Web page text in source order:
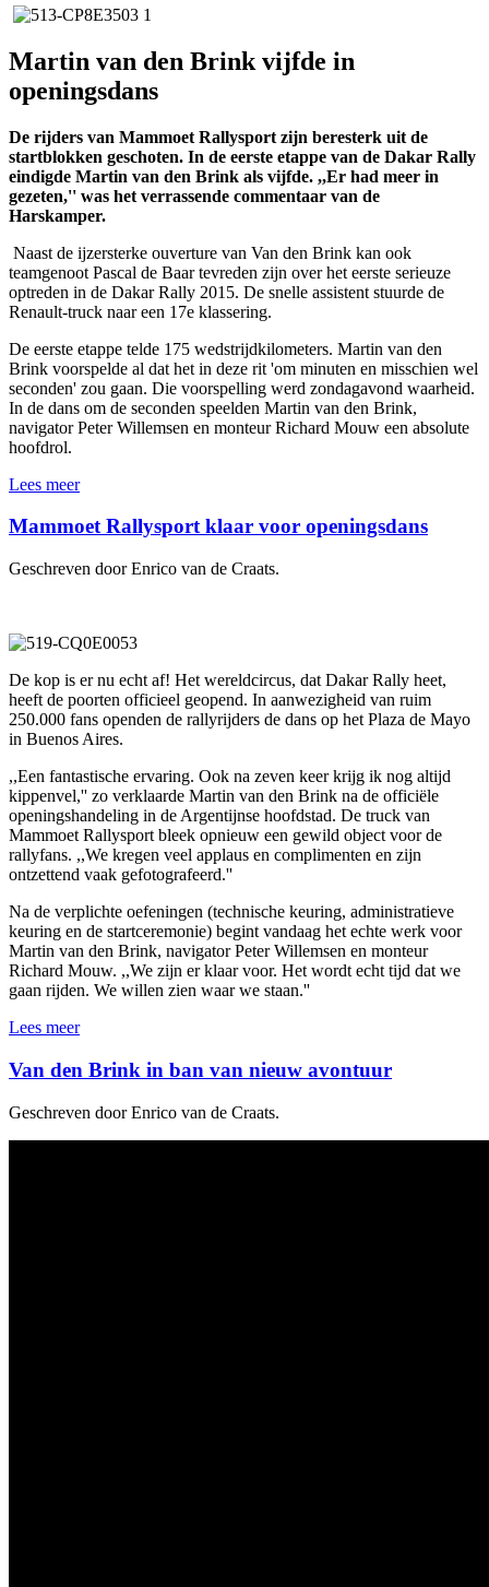
Martin van den Brink vijfde in
openingsdans
De rijders van Mammoet Rallysport zijn beresterk uit de
startblokken geschoten. In de eerste etappe van de Dakar Rally
eindigde Martin van den Brink als vijfde. ,,Er had meer in
gezeten,'' was het verrassende commentaar van de
Harskamper.
Naast de ijzersterke ouverture van Van den Brink kan ook
teamgenoot Pascal de Baar tevreden zijn over het eerste serieuze
optreden in de Dakar Rally 2015. De snelle assistent stuurde de
Renault-truck naar een 17e klassering.
De eerste etappe telde 175 wedstrijdkilometers. Martin van den
Brink voorspelde al dat het in deze rit 'om minuten en misschien wel
seconden' zou gaan. Die voorspelling werd zondagavond waarheid.
In de dans om de seconden speelden Martin van den Brink,
navigator Peter Willemsen en monteur Richard Mouw een absolute
hoofdrol.
Lees meer
Mammoet Rallysport klaar voor openingsdans
Geschreven door Enrico van de Craats.
De kop is er nu echt af! Het wereldcircus, dat Dakar Rally heet,
heeft de poorten officieel geopend. In aanwezigheid van ruim
250.000 fans openden de rallyrijders de dans op het Plaza de Mayo
in Buenos Aires.
,,Een fantastische ervaring. Ook na zeven keer krijg ik nog altijd
kippenvel,'' zo verklaarde Martin van den Brink na de officiële
openingshandeling in de Argentijnse hoofdstad. De truck van
Mammoet Rallysport bleek opnieuw een gewild object voor de
rallyfans. ,,We kregen veel applaus en complimenten en zijn
ontzettend vaak gefotografeerd.''
Na de verplichte oefeningen (technische keuring, administratieve
keuring en de startceremonie) begint vandaag het echte werk voor
Martin van den Brink, navigator Peter Willemsen en monteur
Richard Mouw. ,,We zijn er klaar voor. Het wordt echt tijd dat we
gaan rijden. We willen zien waar we staan.''
Lees meer
Van den Brink in ban van nieuw avontuur
Geschreven door Enrico van de Craats.